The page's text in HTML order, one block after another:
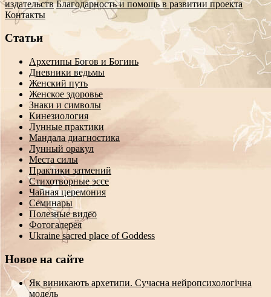
издательств Благодарность и помощь в развитии проекта
Контакты
Статьи
Архетипы Богов и Богинь
Дневники ведьмы
Женский путь
Женское здоровье
Знаки и символы
Кинезиология
Лунные практики
Мандала диагностика
Лунный оракул
Места силы
Практики затмений
Стихотворные эссе
Чайная церемония
Семинары
Полезные видео
Фотогалерея
Ukraine sacred place of Goddess
Новое на сайте
Як виникають архетипи. Сучасна нейропсихологічна
модель